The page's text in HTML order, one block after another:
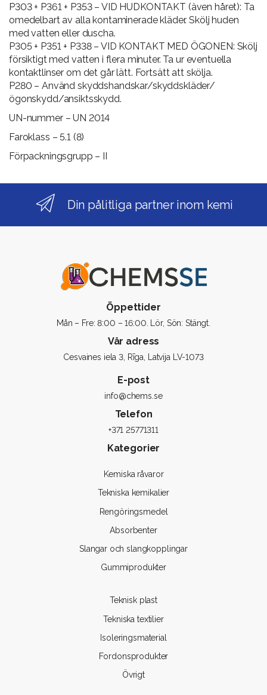
P303 + P361 + P353 – VID HUDKONTAKT (även håret): Ta
omedelbart av alla kontaminerade kläder. Skölj huden
med vatten eller duscha.
P305 + P351 + P338 – VID KONTAKT MED ÖGONEN: Skölj
försiktigt med vatten i flera minuter. Ta ur eventuella
kontaktlinser om det går lätt. Fortsätt att skölja.
P280 – Använd skyddshandskar/skyddskläder/
ögonskydd/ansiktsskydd.
UN-nummer – UN 2014
Faroklass – 5.1 (8)
Förpackningsgrupp – II
Din pålitliga partner inom kemi
Öppettider
Mån – Fre: 8:00 – 16:00. Lör, Sön: Stängt.
Vår adress
Cesvaines iela 3, Rīga, Latvija LV-1073
E-post
info@chems.se
Telefon
+371 25771311
Kategorier
Kemiska råvaror
Tekniska kemikalier
Rengöringsmedel
Absorbenter
Slangar och slangkopplingar
Gummiprodukter
Teknisk plast
Tekniska textilier
Isoleringsmaterial
Fordonsprodukter
Övrigt